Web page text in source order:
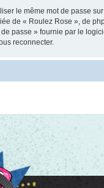
le même mot de passe
de « Roulez Rose », de
passe » fournie par le
reconnecter.